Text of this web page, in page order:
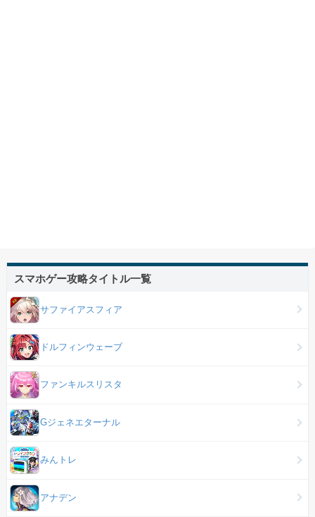
スマホゲー攻略タイトル一覧
サファイアスフィア
ドルフィンウェーブ
ファンキルスリスタ
Gジェネエターナル
みんトレ
アナデン